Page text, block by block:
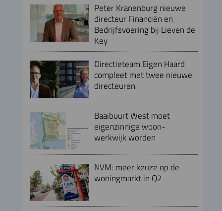
Peter Kranenburg nieuwe
directeur Financiën en
Bedrijfsvoering bij Lieven de
Key
Directieteam Eigen Haard
compleet met twee nieuwe
directeuren
Baaibuurt West moet
eigenzinnige woon-
werkwijk worden
NVM: meer keuze op de
woningmarkt in Q2